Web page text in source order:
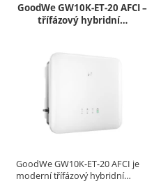
GoodWe GW10K‑ET‑20 AFCI –
třífázový hybridní…
GoodWe GW10K‑ET‑20 AFCI je
moderní třífázový hybridní…